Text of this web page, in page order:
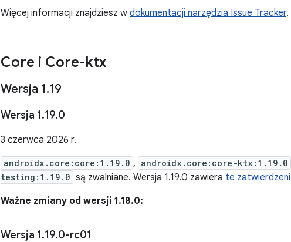
Więcej informacji znajdziesz w dokumentacji narzędzia Issue Tracker.
Core i Core-ktx
Wersja 1.19
Wersja 1.19.0
3 czerwca 2026 r.
androidx.core:core:1.19.0 , androidx.core:core-ktx:1.19.0
testing:1.19.0 są zwalniane. Wersja 1.19.0 zawiera te
Ważne zmiany od wersji 1.18.0:
Wersja 1.19.0-rc01